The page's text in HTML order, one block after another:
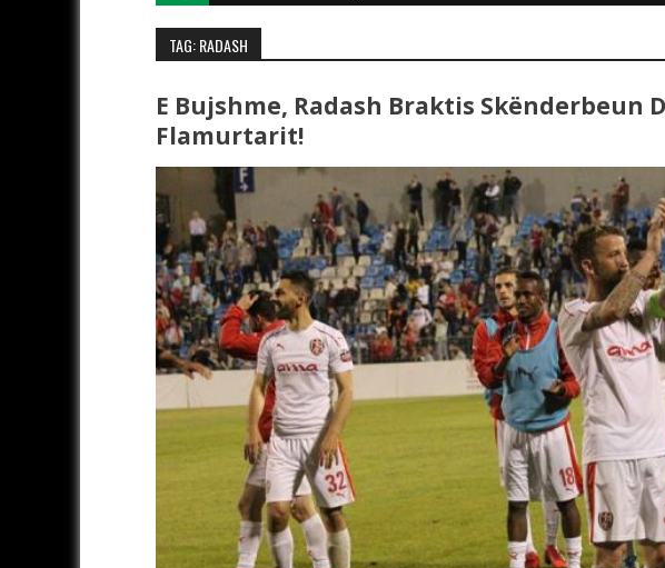
TAG: RADASH
E Bujshme, Radash Braktis Skënderbeun
Flamurtarit!